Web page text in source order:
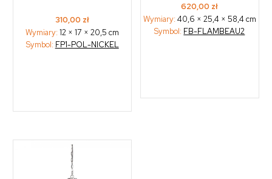
310,00 zł
Wymiary:12 × 17 × 20,5 cm
Symbol: FP1-POL-NICKEL
620,00 zł
Wymiary: 40,6 × 25,4 × 58,4 cm
Symbol: FB-FLAMBEAU2